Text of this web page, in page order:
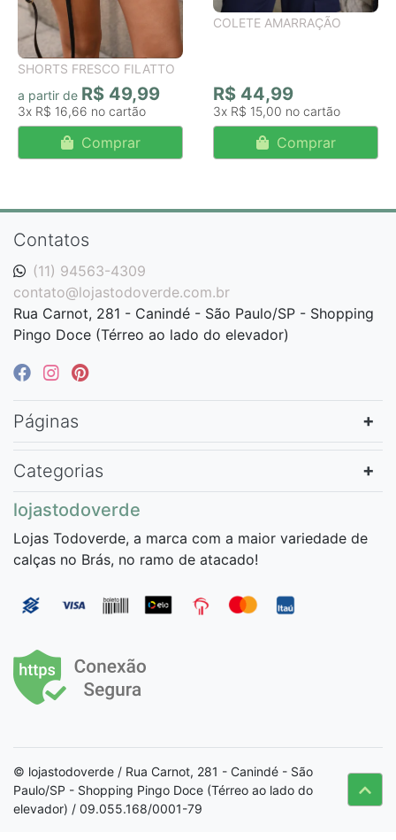
SHORTS FRESCO FILATTO
a partir de R$ 49,99
3x R$ 16,66
Comprar
COLETE AMARRAÇÃO
R$ 44,99
3x R$ 15,00
Comprar
Contatos
(11) 94563-4309
contato@lojastodoverde.com.br
Rua Carnot, 281 - Canindé - São Paulo/SP - Shopping
Pingo Doce (Térreo ao lado do elevador)
Páginas
Categorias
lojastodoverde
Lojas Todoverde, a marca com a maior variedade de
calças no Brás, no ramo de atacado!
© lojastodoverde / Rua Carnot, 281 - Canindé - São
Paulo/SP - Shopping Pingo Doce (Térreo ao lado do
elevador) / 09.055.168/0001-79